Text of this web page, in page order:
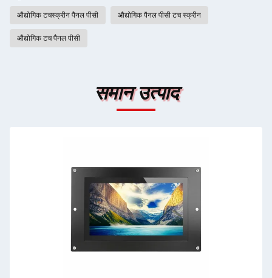
औद्योगिक टचस्क्रीन पैनल पीसी औद्योगिक पैनल पीसी टच स्क्रीन
औद्योगिक टच पैनल पीसी
समान उत्पाद